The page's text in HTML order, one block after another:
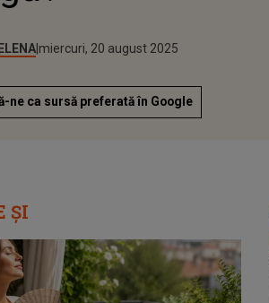
Publicat:
miercuri, 20 august 2025
Actualizat:
miercuri, 20 august 2025
ne ca sursă preferată în Google
ȘI